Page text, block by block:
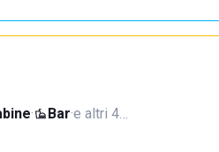
· Bar·e altri 4…